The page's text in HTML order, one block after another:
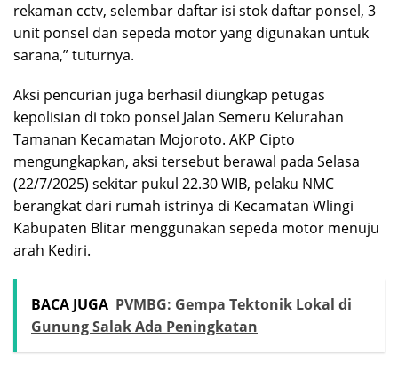
rekaman cctv, selembar daftar isi stok daftar ponsel, 3
unit ponsel dan sepeda motor yang digunakan untuk
sarana,” tuturnya.
Aksi pencurian juga berhasil diungkap petugas
kepolisian di toko ponsel Jalan Semeru Kelurahan
Tamanan Kecamatan Mojoroto. AKP Cipto
mengungkapkan, aksi tersebut berawal pada Selasa
(22/7/2025) sekitar pukul 22.30 WIB, pelaku NMC
berangkat dari rumah istrinya di Kecamatan Wlingi
Kabupaten Blitar menggunakan sepeda motor menuju
arah Kediri.
BACA JUGA PVMBG: Gempa Tektonik Lokal di
Gunung Salak Ada Peningkatan